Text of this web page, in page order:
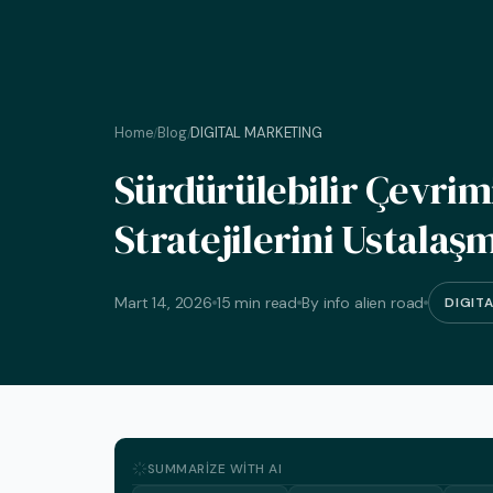
Home/Blog/DIGITAL MARKETING
Sürdürülebilir
Stratejilerini
Mart 14, 2026 15 min read By info alien road
SUMMARIZE WITH AI